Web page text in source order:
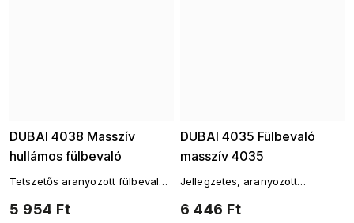
DUBAI 4038 Masszív
hullámos fülbevaló
5 954 Ft
Tetszetős aranyozott fülbevaló
DUBAI 4035 Fülbevaló
masszív 4035
6 446 Ft
Jellegzetes, aranyozott
dizájnban